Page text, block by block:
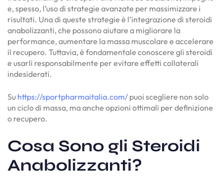
e, spesso, l’uso di strategie avanzate per massimizzare i
risultati. Una di queste strategie è l’integrazione di steroidi
anabolizzanti, che possono aiutare a migliorare la
performance, aumentare la massa muscolare e accelerare
il recupero. Tuttavia, è fondamentale conoscere gli steroidi
e usarli responsabilmente per evitare effetti collaterali
indesiderati.
Su https://sportpharmaitalia.com/ puoi scegliere non solo
un ciclo di massa, ma anche opzioni ottimali per definizione
o recupero.
Cosa Sono gli Steroidi
Anabolizzanti?